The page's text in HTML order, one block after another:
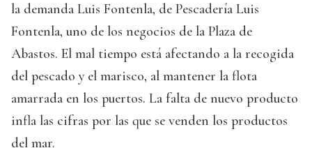
la demanda Luis Fontenla, de Pescadería Luis
Fontenla, uno de los negocios de la Plaza de
Abastos. El mal tiempo está afectando a la recogida
del pescado y el marisco, al mantener la flota
amarrada en los puertos. La falta de nuevo producto
infla las cifras por las que se venden los productos
del mar.